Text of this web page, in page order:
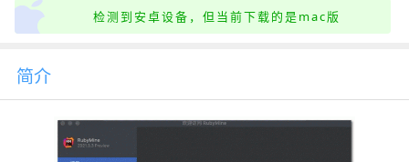
检测到安卓设备，但当前下载的是mac版
简介